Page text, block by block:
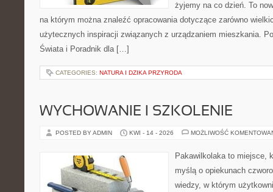
żyjemy na co dzień. To
na którym można znaleźć opracowania dotyczące zarówno
użytecznych inspiracji związanych z urządzaniem mieszkania.
Świata i Poradnik dla […]
CATEGORIES: NATURA I DZIKA PRZYRODA
WYCHOWANIE I SZKOLENIE
POSTED BY ADMIN KWI - 14 - 2026 MOŻLIWOŚĆ
Pakawilkolaka to miejsce,
myślą o opiekunach
wiedzy, w którym